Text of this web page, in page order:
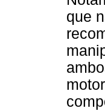
que